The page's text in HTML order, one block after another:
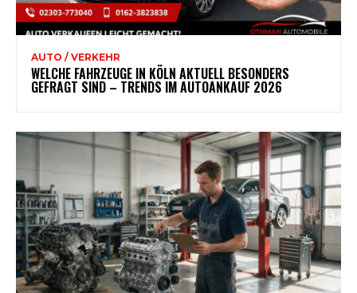
AUTO / VERKEHR
WELCHE FAHRZEUGE IN KÖLN AKTUELL BESONDERS
GEFRAGT SIND – TRENDS IM AUTOANKAUF 2026